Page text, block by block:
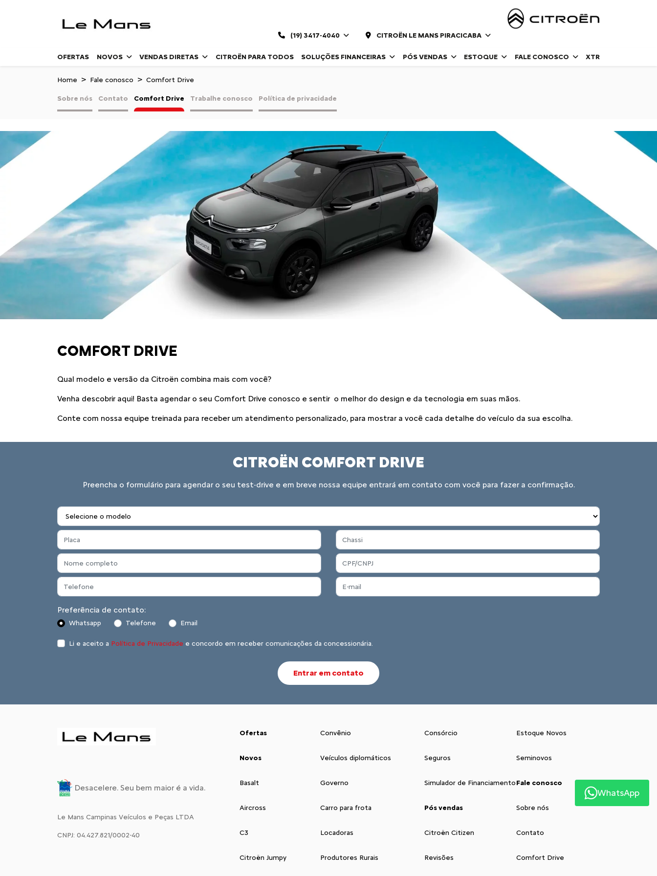
(19) 3417-4040 CITROËN LE MANS PIRACICABA
OFERTAS NOVOS VENDAS DIRETAS CITROËN PARA TODOS SOLUÇÕES FINANCEIRAS PÓS VENDAS ESTOQUE FALE CONOSCO XTR
Home Fale conosco Comfort Drive
Sobre nós Contato Comfort Drive Trabalhe conosco Política de privacidade
COMFORT DRIVE
Qual modelo e versão da Citroën combina mais com você?
Venha descobrir aqui! Basta agendar o seu Comfort Drive conosco e sentir o melhor do design e da tecnologia em suas mãos.
Conte com nossa equipe treinada para receber um atendimento personalizado, para mostrar a você cada detalhe do veículo da sua escolha.
CITROËN COMFORT DRIVE
Preencha o formulário para agendar o seu test-drive e em breve nossa equipe entrará em contato com você para fazer a confirmação.
Preferência de contato:
Whatsapp Telefone Email
Li e aceito a Política de Privacidade e concordo em receber comunicações da concessionária.
Entrar em contato
Desacelere. Seu bem maior é a vida.
Le Mans Campinas Veículos e Peças LTDA
CNPJ: 04.427.821/0002-40
Ofertas
Novos
Basalt
Aircross
C3
Citroën Jumpy
Convênio
Veículos diplomáticos
Governo
Carro para frota
Locadoras
Produtores Rurais
Consórcio
Seguros
Simulador de Financiamento
Pós vendas
Citroën Citizen
Revisões
Estoque Novos
Seminovos
Fale conosco
Sobre nós
Contato
Comfort Drive
WhatsApp